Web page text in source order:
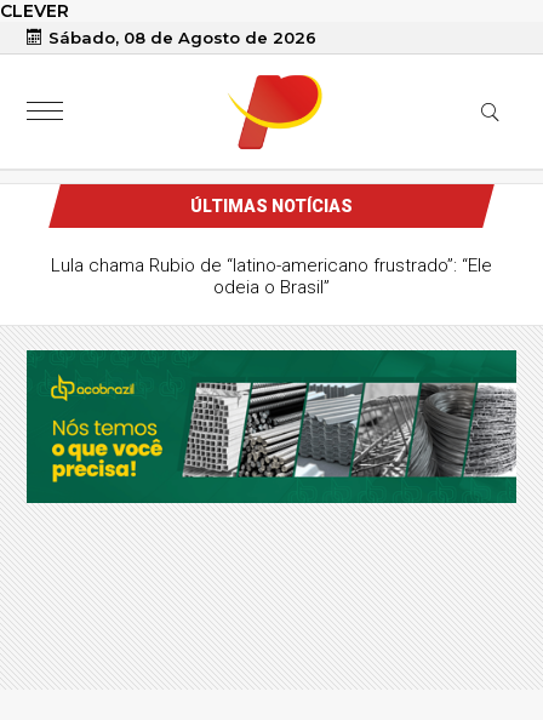
CLEVER
Sábado, 08 de Agosto de 2026
ÚLTIMAS NOTÍCIAS
Lula chama Rubio de “latino-americano frustrado”: “Ele
odeia o Brasil”